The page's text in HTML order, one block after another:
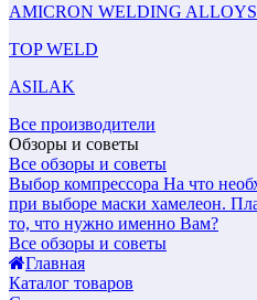
AMICRON WELDING ALLOYS
TOP WELD
ASILAK
Все производители
Обзоры и советы
Все обзоры и советы
Выбор компрессора На что
при выборе маски хамелеон.
то, что нужно именно Вам?
Все обзоры и советы
Главная
Каталог товаров